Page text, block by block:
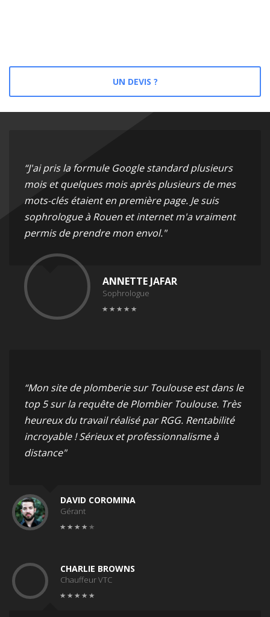
UN DEVIS ?
“J'ai pris la formule Google standard plusieurs
mois et quelques mois après plusieurs de mes
mots-clés étaient en première page. Je suis
sophrologue à Rouen et internet m'a vraiment
permis de prendre mon envol."
ANNETTE JAFAR
Sophrologue
“Mon site de plomberie sur Toulouse est dans le
top 5 sur la requête de Plombier Toulouse. Très
heureux du travail réalisé par RGG. Rentabilité
incroyable ! Sérieux et professionnalisme à
distance"
DAVID COROMINA
Gérant
CHARLIE BROWNS
Chauffeur VTC